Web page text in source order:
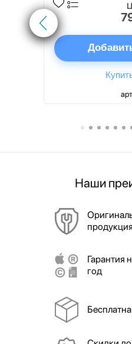
Наши
продукция
Гарантия
год